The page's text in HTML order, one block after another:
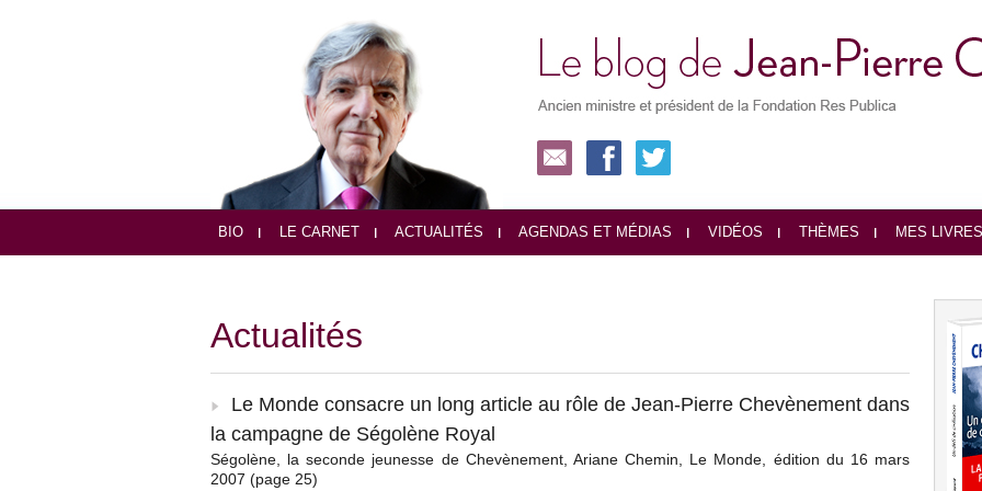
BIO LE CARNET ACTUALITÉS AGENDAS ET MÉDIAS VIDÉOS THÈMES MES LIVRES
Actualités
Le Monde consacre un long article au rôle de Jean-Pierre Chevènement dans
la campagne de Ségolène Royal
Ségolène, la seconde jeunesse de Chevènement, Ariane Chemin, Le Monde, édition du 16 mars
2007 (page 25)